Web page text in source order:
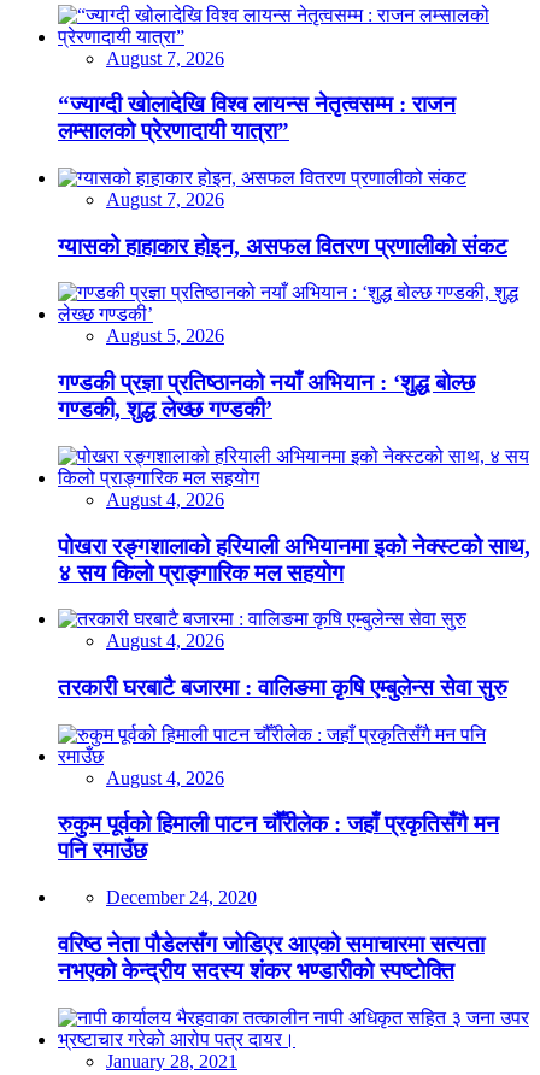
August 7, 2026
“ज्याग्दी खोलादेखि विश्व लायन्स नेतृत्वसम्म : राजन
लम्सालको प्रेरणादायी यात्रा”
August 7, 2026
ग्यासको हाहाकार होइन, असफल वितरण प्रणालीको संकट
August 5, 2026
गण्डकी प्रज्ञा प्रतिष्ठानको नयाँ अभियान : ‘शुद्ध बोल्छ
गण्डकी, शुद्ध लेख्छ गण्डकी’
August 4, 2026
पोखरा रङ्गशालाको हरियाली अभियानमा इको नेक्स्टको साथ,
४ सय किलो प्राङ्गारिक मल सहयोग
August 4, 2026
तरकारी घरबाटै बजारमा : वालिङमा कृषि एम्बुलेन्स सेवा सुरु
August 4, 2026
रुकुम पूर्वको हिमाली पाटन चौँरीलेक : जहाँ प्रकृतिसँगै मन
पनि रमाउँछ
December 24, 2020
वरिष्ठ नेता पौडेलसँग जोडिएर आएको समाचारमा सत्यता
नभएको केन्द्रीय सदस्य शंकर भण्डारीको स्पष्टोक्ति
January 28, 2021